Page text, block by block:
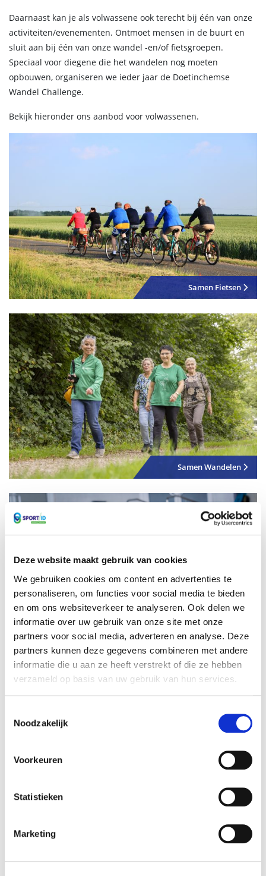
Deze website maakt gebruik van cookies
We gebruiken cookies om content en advertenties te
personaliseren, om functies voor social media te bieden
en om ons websiteverkeer te analyseren. Ook delen we
informatie over uw gebruik van onze site met onze
partners voor social media, adverteren en analyse. Deze
partners kunnen deze gegevens combineren met andere
informatie die u aan ze heeft verstrekt of die ze hebben
verzameld op basis van uw gebruik van hun services.
Noodzakelijk
Voorkeuren
Statistieken
Marketing
Daarnaast kan je als volwassene ook terecht bij één van onze
activiteiten/evenementen. Ontmoet mensen in de buurt en
sluit aan bij één van onze wandel -en/of fietsgroepen.
Speciaal voor diegene die het wandelen nog moeten
opbouwen, organiseren we ieder jaar de Doetinchemse
Wandel Challenge.
Bekijk hieronder ons aanbod voor volwassenen.
Samen Fietsen
Samen Wandelen
Samen Zwemmen
Samen zwanger